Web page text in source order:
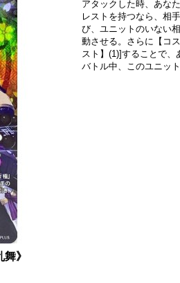
アタックした時、あな
レストを持つなら、相
び、ユニットのいない
動させる。さらに【コ
スト】(1)]することで
バトル中、このユニッ
》